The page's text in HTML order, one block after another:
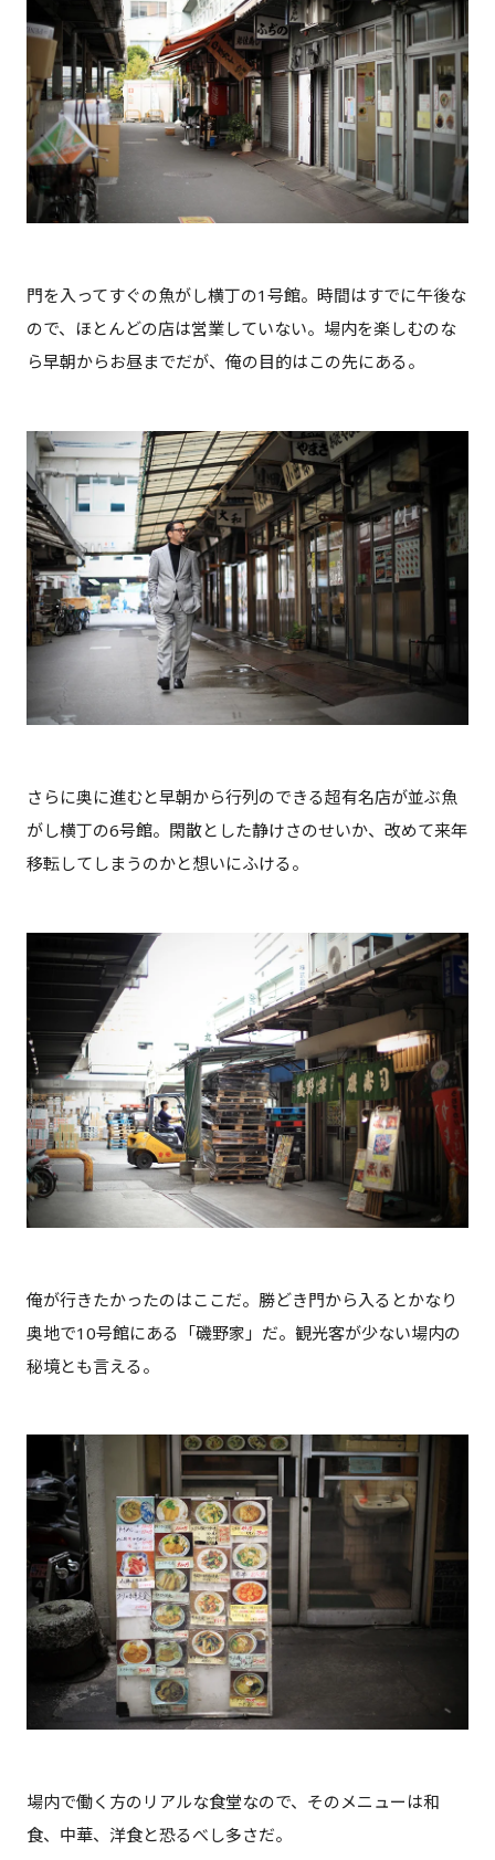
門を入ってすぐの魚がし横丁の1号館。時間はすでに午後な
ので、ほとんどの店は営業していない。場内を楽しむのな
ら早朝からお昼までだが、俺の目的はこの先にある。
さらに奥に進むと早朝から行列のできる超有名店が並ぶ魚
がし横丁の6号館。閑散とした静けさのせいか、改めて来年
移転してしまうのかと想いにふける。
俺が行きたかったのはここだ。勝どき門から入るとかなり
奥地で10号館にある「磯野家」だ。観光客が少ない場内の
秘境とも言える。
場内で働く方のリアルな食堂なので、そのメニューは和
食、中華、洋食と恐るべし多さだ。